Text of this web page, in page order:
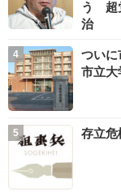
う 超
治
つい
市立
存立危